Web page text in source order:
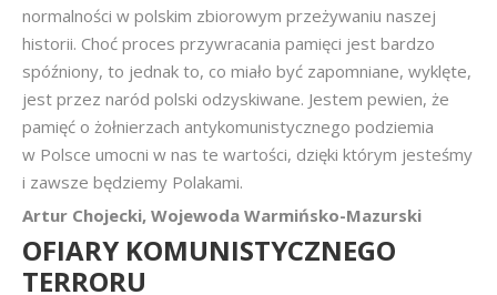
normalności w polskim zbiorowym przeżywaniu naszej
historii. Choć proces przywracania pamięci jest bardzo
spóźniony, to jednak to, co miało być zapomniane, wyklęte,
jest przez naród polski odzyskiwane. Jestem pewien, że
pamięć o żołnierzach antykomunistycznego podziemia
w Polsce umocni w nas te wartości, dzięki którym jesteśmy
i zawsze będziemy Polakami.
Artur Chojecki, Wojewoda Warmińsko-Mazurski
OFIARY KOMUNISTYCZNEGO
TERRORU